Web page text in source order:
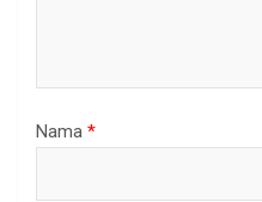
Nama *